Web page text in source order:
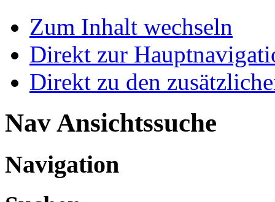
Zum Inhalt wechseln
Direkt zur
Direkt zu den
Nav Ansichtssuche
Navigation